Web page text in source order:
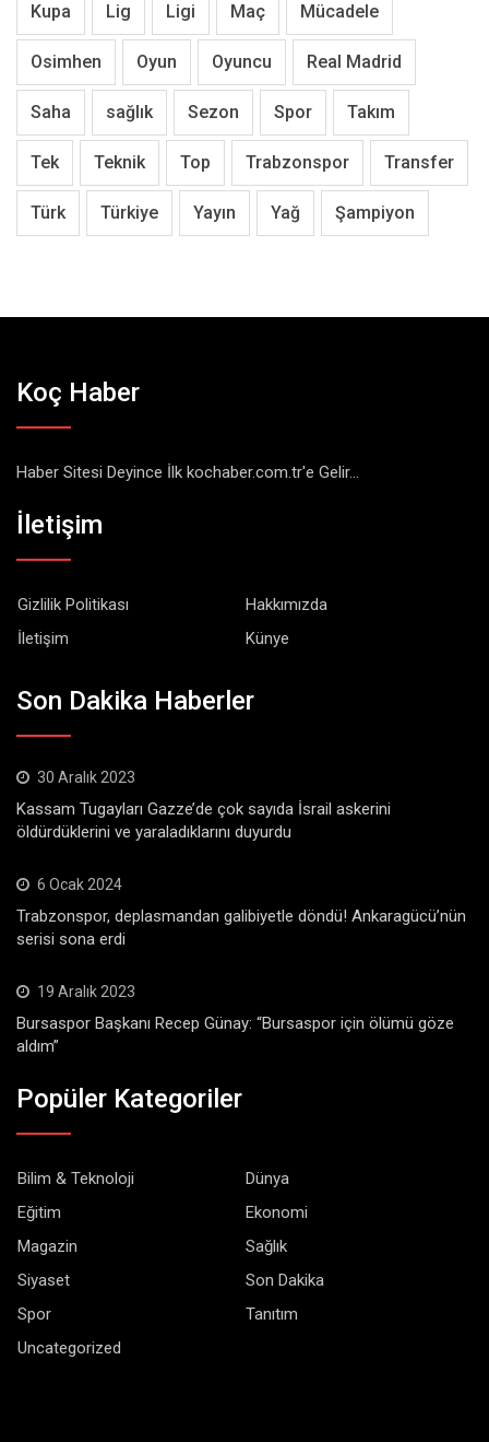
Kupa Lig Ligi Maç Mücadele
Osimhen Oyun Oyuncu Real Madrid
Saha sağlık Sezon Spor Takım
Tek Teknik Top Trabzonspor Transfer
Türk Türkiye Yayın Yağ Şampiyon
Koç Haber
Haber Sitesi Deyince İlk kochaber.com.tr'e Gelir...
İletişim
Gizlilik Politikası
Hakkımızda
İletişim
Künye
Son Dakika Haberler
30 Aralık 2023
Kassam Tugayları Gazze’de çok sayıda İsrail askerini
öldürdüklerini ve yaraladıklarını duyurdu
6 Ocak 2024
Trabzonspor, deplasmandan galibiyetle döndü! Ankaragücü’nün
serisi sona erdi
19 Aralık 2023
Bursaspor Başkanı Recep Günay: “Bursaspor için ölümü göze
aldım”
Popüler Kategoriler
Bilim & Teknoloji
Dünya
Eğitim
Ekonomi
Magazin
Sağlık
Siyaset
Son Dakika
Spor
Tanıtım
Uncategorized